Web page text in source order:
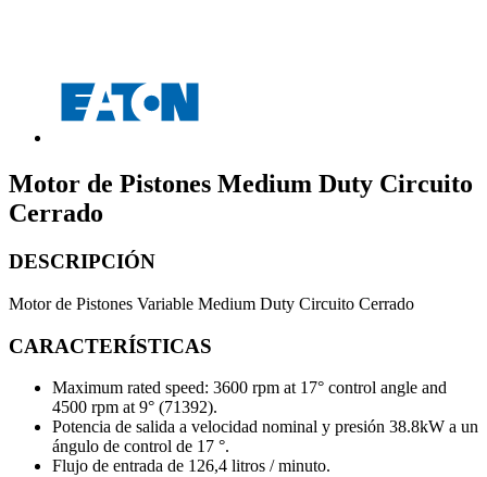
Motor de Pistones Medium Duty Circuito
Cerrado
DESCRIPCIÓN
Motor de Pistones Variable Medium Duty Circuito Cerrado
CARACTERÍSTICAS
Maximum rated speed: 3600 rpm at 17° control angle and
4500 rpm at 9° (71392).
Potencia de salida a velocidad nominal y presión 38.8kW a un
ángulo de control de 17 °.
Flujo de entrada de 126,4 litros / minuto.